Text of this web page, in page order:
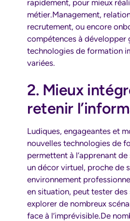
rapidement, pour mieux
métier.Management,
recrutement, ou encore
compétences à développer
technologies de formation
variées.
2. Mieux
retenir
Ludiques, engageantes et
nouvelles technologies de
permettent à l’apprenant de
un décor virtuel, proche de
environnement
en situation, peut tester des
explorer de nombreux
face à l’imprévisible.De